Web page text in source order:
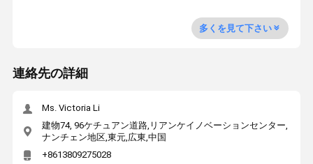
多くを見て下さい
連絡先の詳細
Ms. Victoria Li
建物74, 96ケチュアン道路,リアンケイノベーションセンター,
ナンチェン地区,東元,広東,中国
+8613809275028